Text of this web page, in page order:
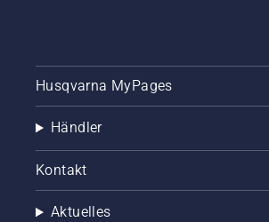
Husqvarna MyPages
Händler
Kontakt
Aktuelles